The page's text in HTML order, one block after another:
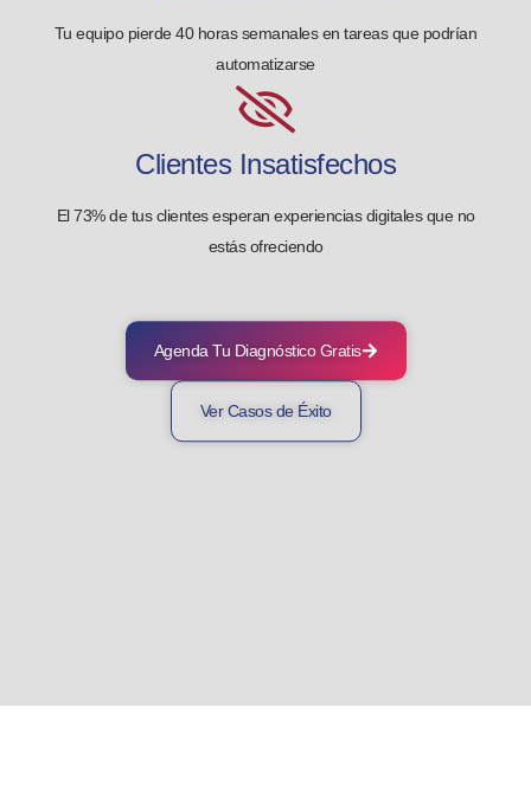
Tu equipo pierde 40 horas semanales en tareas que podrían
automatizarse
Clientes Insatisfechos
El 73% de tus clientes esperan experiencias digitales que no
estás ofreciendo
Agenda Tu Diagnóstico Gratis
Ver Casos de Éxito